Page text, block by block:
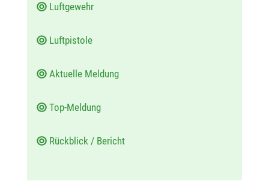
Luftgewehr
Luftpistole
Aktuelle Meldung
Top-Meldung
Rückblick / Bericht